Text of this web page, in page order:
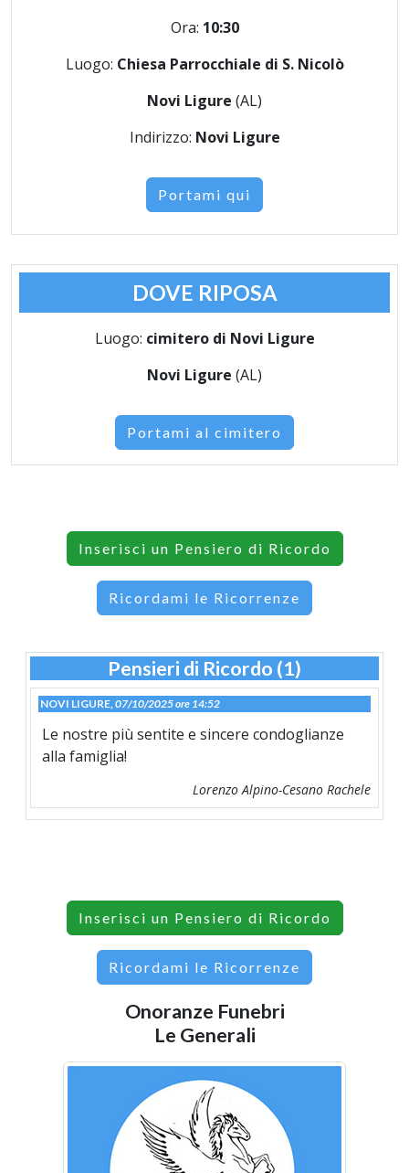
Ora: 10:30
Luogo: Chiesa Parrocchiale di S. Nicolò
Novi Ligure (AL)
Indirizzo: Novi Ligure
Portami qui
DOVE RIPOSA
Luogo: cimitero di Novi Ligure
Novi Ligure (AL)
Portami al cimitero
Inserisci un Pensiero di Ricordo
Ricordami le Ricorrenze
Pensieri di Ricordo (1)
NOVI LIGURE, 07/10/2025 ore 14:52
Le nostre più sentite e sincere condoglianze
alla famiglia!
Lorenzo Alpino-Cesano Rachele
Inserisci un Pensiero di Ricordo
Ricordami le Ricorrenze
Onoranze Funebri
Le Generali